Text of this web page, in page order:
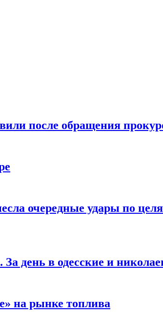
после обращения
очередные удары по
день в одесские и
на рынке топлива